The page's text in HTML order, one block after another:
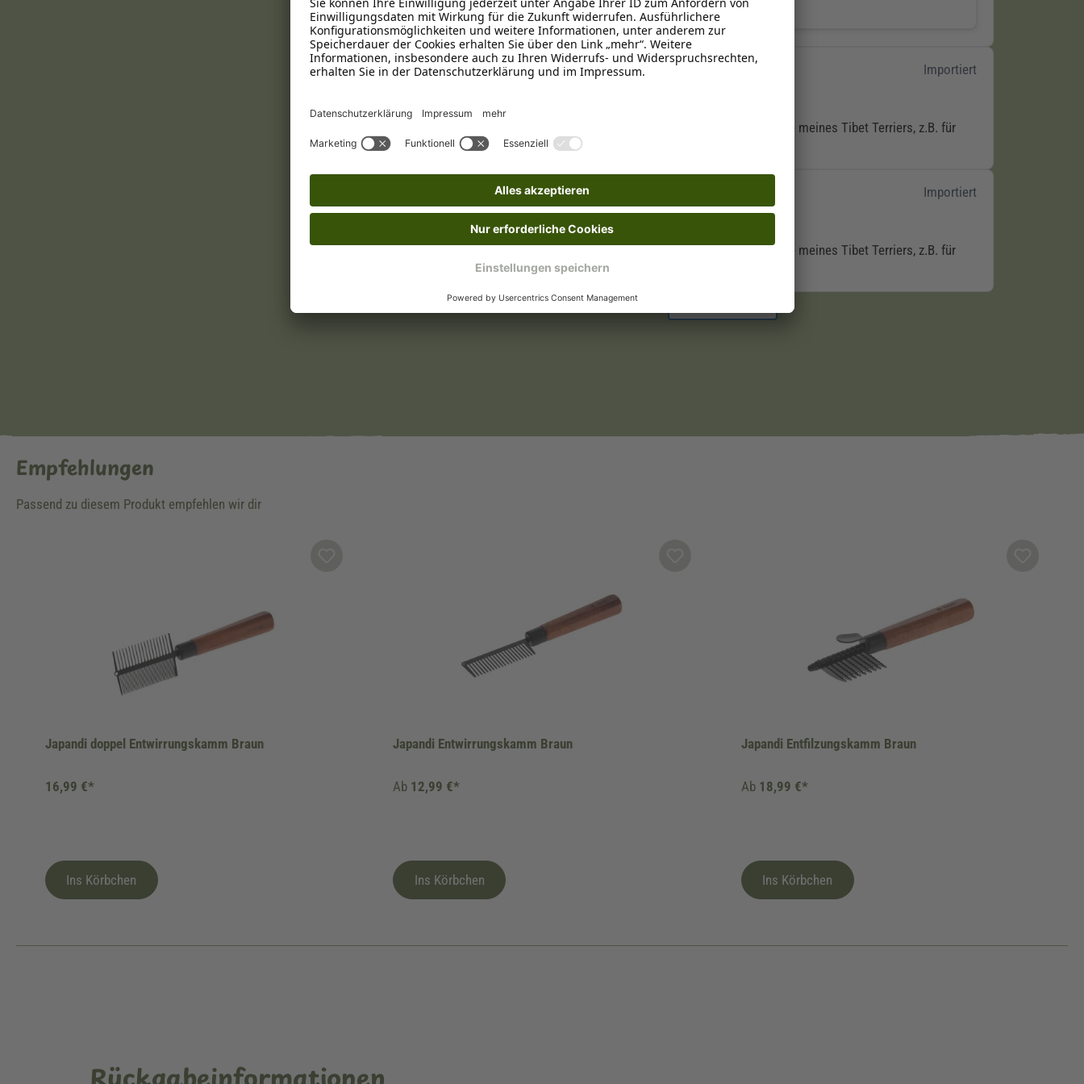
Empfehlungen
Passend zu diesem Produkt empfehlen wir dir
Japandi doppel Entwirrungskamm Braun
16,99 €*
Ins Körbchen
Japandi Entwirrungskamm Braun
Ab 12,99 €*
Ins Körbchen
Japandi Entfilzungskamm Braun
Ab 18,99 €*
Ins Körbchen